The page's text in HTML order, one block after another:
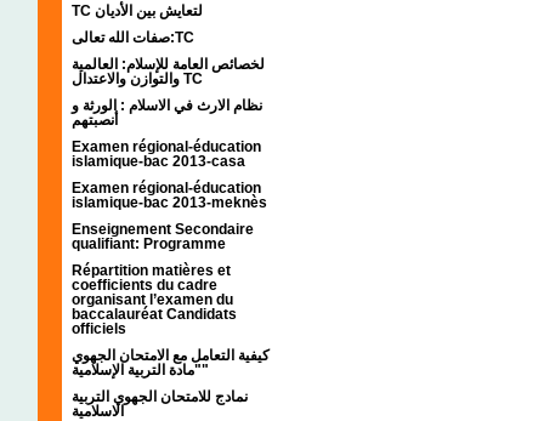
TC لتعايش بين الأديان
صفات الله تعالى:TC
لخصائص العامة للإسلام: العالمية
والتوازن والاعتدال TC
نظام الارث في الاسلام : الورثة و
أنصبتهم
Examen régional-éducation
islamique-bac 2013-casa
Examen régional-éducation
islamique-bac 2013-meknès
Enseignement Secondaire
qualifiant: Programme
Répartition matières et
coefficients du cadre
organisant l’examen du
baccalauréat Candidats
officiels
كيفية التعامل مع الامتحان الجهوي
"مادة التربية الإسلامية"
نمادج للامتحان الجهوي التربية
الاسلامية